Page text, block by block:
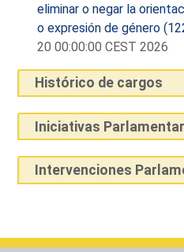
eliminar o negar la
o expresión de género
20 00:00:00 CEST 2026
Histórico de cargos
Iniciativas
Intervenciones